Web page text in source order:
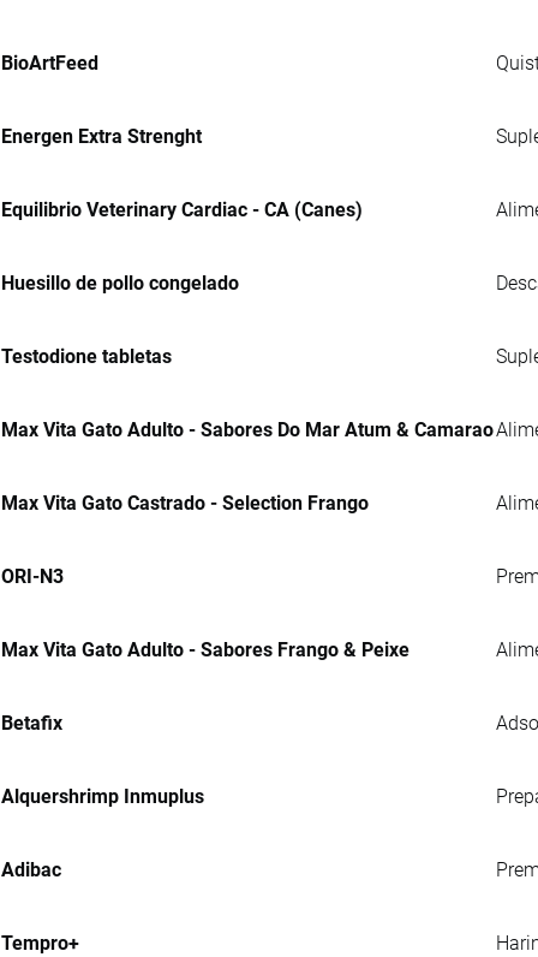
BioArtFeed
Energen Extra Strenght
Equilibrio Veterinary Cardiac - CA (Canes)
Huesillo de pollo congelado
Testodione tabletas
Max Vita Gato Adulto - Sabores Do Mar Atum & Camarao
Max Vita Gato Castrado - Selection Frango
ORI-N3
Max Vita Gato Adulto - Sabores Frango & Peixe
Betafix
Alquershrimp Inmuplus
Adibac
Tempro+